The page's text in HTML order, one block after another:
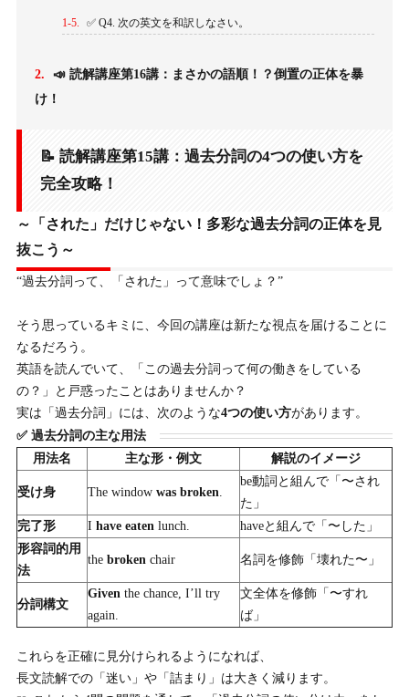
1-5. ✅ Q4. 次の英文を和訳しなさい。
2.
📣 読解講座第16講：まさかの語順！？倒置の正体を暴
け！
📝 読解講座第15講：過去分詞の4つの使い方を
完全攻略！
～「された」だけじゃない！多彩な過去分詞の正体を見
抜こう～
“過去分詞って、「された」って意味でしょ？”
そう思っているキミに、今回の講座は新たな視点を届けることに
なるだろう。
英語を読んでいて、「この過去分詞って何の働きをしている
の？」と戸惑ったことはありませんか？
実は「過去分詞」には、次のような4つの使い方があります。
✅ 過去分詞の主な用法
用法名
主な形・例文 解説のイメージ
受け身 The window was broken.
be動詞と組んで「〜され
た」
完了形
I have eatenlunch.
haveと組んで「〜した」
形容詞的用
法
the brokenchair 名詞を修飾「壊れた〜」
分詞構文
Giventhe chance, I’ll try
again.
文全体を修飾「〜すれ
ば」
これらを正確に見分けられるようになれば、
長文読解での「迷い」や「詰まり」は大きく減ります。